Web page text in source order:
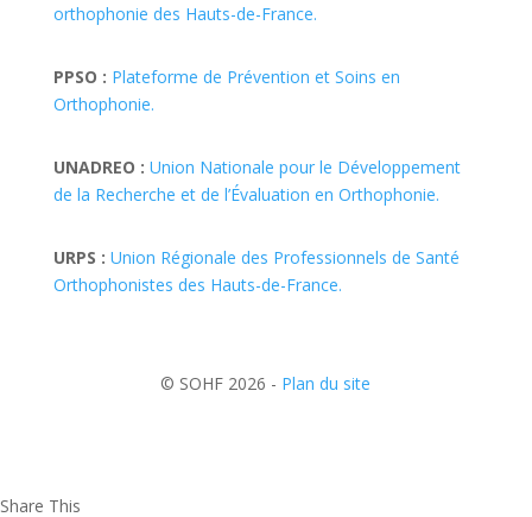
orthophonie des Hauts-de-France.
PPSO : Plateforme de Prévention et Soins en
Orthophonie.
UNADREO : Union Nationale pour le Développement
de la Recherche et de l’Évaluation en Orthophonie.
URPS : Union Régionale des Professionnels de Santé
Orthophonistes des Hauts-de-France.
© SOHF 2026 - Plan du site
Share This